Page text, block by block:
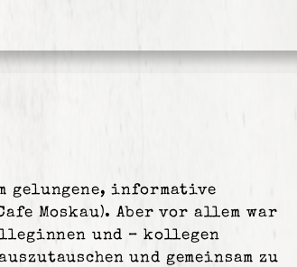
gelungene, informative
Moskau). Aber vor allem war
und – kollegen
und gemeinsam zu